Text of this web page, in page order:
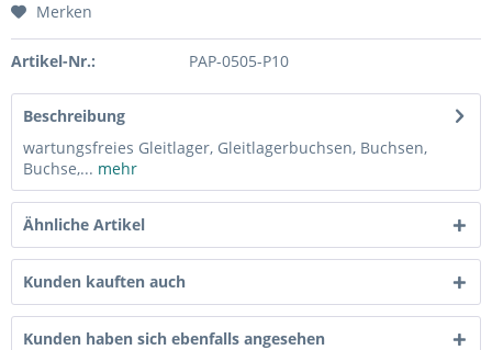
Merken
Artikel-Nr.: PAP-0505-P10
Beschreibung
wartungsfreies Gleitlager, Gleitlagerbuchsen, Buchsen,
Buchse,... mehr
Ähnliche Artikel
Kunden kauften auch
Kunden haben sich ebenfalls angesehen